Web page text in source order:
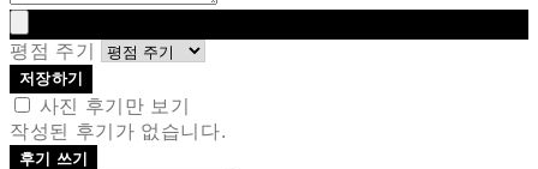
평점 주기
저장하기
사진 후기만 보기
작성된 후기가 없습니다.
후기 쓰기